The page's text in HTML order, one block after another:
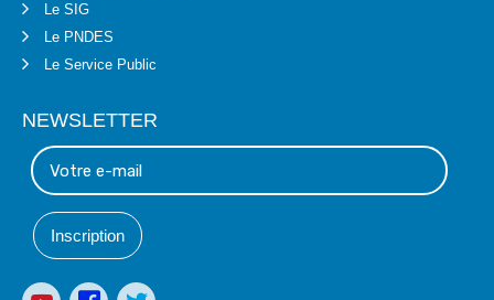
Le SIG
Le PNDES
Le Service Public
NEWSLETTER